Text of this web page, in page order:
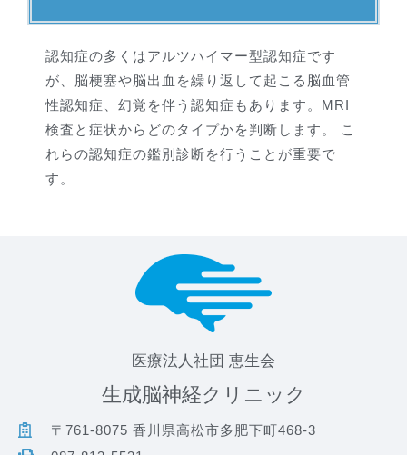
認知症の多くはアルツハイマー型認知症です
が、脳梗塞や脳出血を繰り返して起こる脳血管
性認知症、幻覚を伴う認知症もあります。MRI
検査と症状からどのタイプかを判断します。 こ
れらの認知症の鑑別診断を行うことが重要で
す。
医療法人社団 恵生会
生成脳神経クリニック
〒761-8075 香川県高松市多肥下町468-3